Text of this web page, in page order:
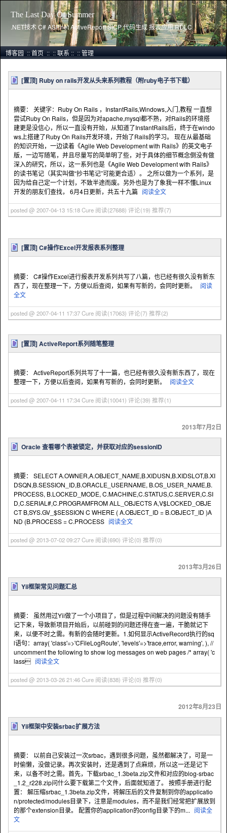
The Last Day Of Summer
.NET技术 C# ASP.net ActiveReport SICP 代码生成 报表应用 RDLC
博客园::首页::::联系::::管理
[置顶] Ruby on rails开发从头来系列教程（附ruby电子书下载）
摘要： 关键字：Ruby On Rails ，InstantRails,Windows,入门,教程 一直想
尝试Ruby On Rails，但是因为对apache,mysql都不熟，对Rails的环境搭
建更是没信心，所以一直没有开始，从知道了InstantRails后，终于在windo
ws上搭建了Ruby On Rails开发环境，开始了Rails的学习。 现在从最基础
的知识开始，一边读着《Agile Web Development with Rails》的英文电子
版，一边写随笔，并且尽量写的简单明了些，对于具体的细节概念倒没有做
深入的研究，所以，这一系列也是《Agile Web Development with Rails》
的读书笔记（其实叫做“抄书笔记”可能更合适）。 之所以做为一个系列，是
因为给自己定一个计划，不致半途而废。另外也是为了象我一样不懂Linux
开发的朋友们查找， 6月4日更新，共五十九篇 阅读全文
posted @ 2007-04-13 15:18 Cure 阅读(27688) 评论(19) 推荐(7)
[置顶] C#操作Excel开发报表系列整理
摘要： C#操作Excel进行报表开发系列共写了八篇，也已经有很久没有新东
西了，现在整理一下，方便以后查阅，如果有写新的，会同时更新。
阅读
全文
posted @ 2007-04-11 17:37 Cure 阅读(17063) 评论(7) 推荐(2)
[置顶] ActiveReport系列随笔整理
摘要： ActiveReport系列共写了十一篇，也已经有很久没有新东西了，现在
整理一下，方便以后查阅，如果有写新的，会同时更新。
阅读全文
posted @ 2007-04-11 17:34 Cure 阅读(10041) 评论(39) 推荐(1)
2013年7月2日
Oracle 查看哪个表被锁定，并获取对应的sessionID
摘要： SELECT A.OWNER,A.OBJECT_NAME,B.XIDUSN,B.XIDSLOT,B.XI
DSQN,B.SESSION_ID,B.ORACLE_USERNAME, B.OS_USER_NAME,B.
PROCESS, B.LOCKED_MODE, C.MACHINE,C.STATUS,C.SERVER,C.SI
D,C.SERIAL#,C.PROGRAMFROM ALL_OBJECTS A,V$LOCKED_OBJE
CT B,SYS.GV_$SESSION C WHERE ( A.OBJECT_ID = B.OBJECT_ID )A
ND (B.PROCESS = C.PROCESS 阅读全文
posted @ 2013-07-02 09:27 Cure 阅读(690) 评论(0) 推荐(0)
2013年3月26日
Yii框架常见问题汇总
摘要： 虽然用过Yii做了一个小项目了，但是过程中间解决的问题没有随手
记下来，导致新项目开始后，以前碰到的问题还得在查一遍，干脆就记下
来，以便不时之需。有新的会随时更新。1.如何显示ActiveRecord执行的sq
l语句：array( 'class'=>'CFileLogRoute', 'levels'=>'trace,error, warning', ), //
uncomment the following to show log messages on web pages /* array( 'c
lass 阅读全文
posted @ 2013-03-26 21:46 Cure 阅读(838) 评论(0) 推荐(0)
2012年8月23日
Yii框架中安装srbac扩展方法
摘要： 以前自己安装过一次srbac，遇到很多问题，虽然都解决了，可是一
时偷懒，没做记录。再次安装时，还是遇到了点麻烦，所以这一还是记下
来，以备不时之需。首先，下载srbac_1.3beta.zip文件和对应的blog-srbac
_1.2_r228.zip问什么要下载第二个文件，后面就知道了。 按照手册进行配
置： 解压缩srbac_1.3beta.zip文件，将解压后的文件复制到你的applicatio
n/protected/modules目录下，注意是modules，而不是我们经常把扩展放到
的那个extension目录。 配置你的application的config目录下的m... 阅读全
文